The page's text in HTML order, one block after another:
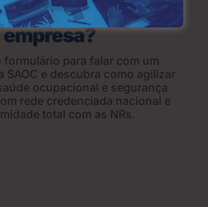
da sua
empresa?
formulário para falar com um
SAOC e descubra como agilizar
ocupacional e segurança
rede credenciada nacional e
total com as NRs.